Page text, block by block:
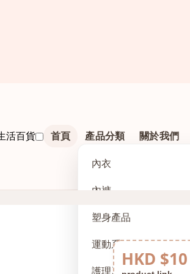
首頁 產品分類
內衣
內褲
塑身產品
運動系列
護理及配件
關於我們
HKD $10